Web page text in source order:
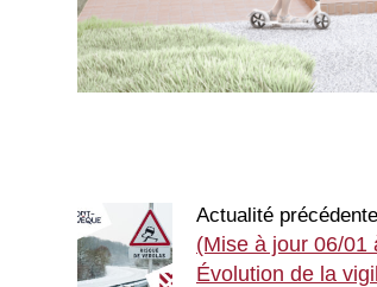
Actualité précédente
(Mise à jour 06/01
Évolution de la